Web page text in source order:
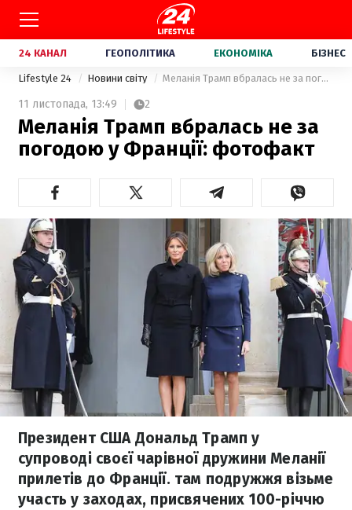
24 КАНАЛ ГЕОПОЛІТИКА ЕКОНОМІКА БІЗНЕС
Lifestyle 24 Новини світу Меланія Трамп вбралась не за погодою у Франції: фотофакт
11 листопада, 13:49 2
Меланія Трамп вбралась не за
погодою у Франції: фотофакт
Президент США Дональд Трамп у
супроводі своєї чарівної дружини Меланії
прилетів до Франції. там подружжя візьме
участь у заходах, присвячених 100-річчю